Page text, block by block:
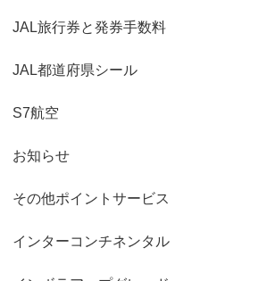
JAL旅行券と発券手数料
JAL都道府県シール
S7航空
お知らせ
その他ポイントサービス
インターコンチネンタル